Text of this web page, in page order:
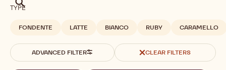
Cerca
TYPE
FONDENTE LATTE BIANCO RUBY CARAMELLO
ADVANCED FILTER CLEAR FILTERS